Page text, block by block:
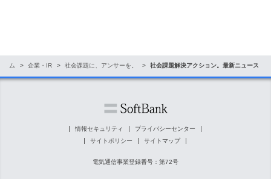
ーム 企業・IR 社会課題に、アンサーを。 社会課題解決アクション。最新ニュース
情報セキュリティ
プライバシーセンター
サイトポリシー
サイトマップ
電気通信事業登録番号：第72号